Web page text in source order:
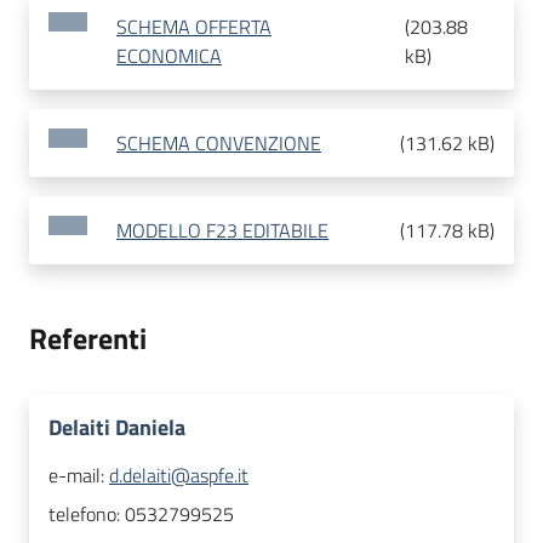
SCHEMA OFFERTA
ECONOMICA
(203.88
kB)
SCHEMA CONVENZIONE (131.62 kB)
MODELLO F23 EDITABILE (117.78 kB)
Referenti
Delaiti Daniela
e-mail:d.delaiti@aspfe.it
telefono:0532799525